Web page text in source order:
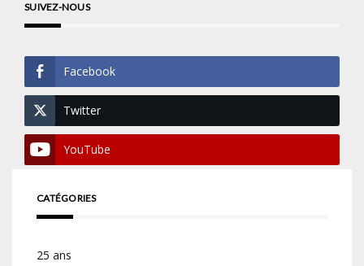
SUIVEZ-NOUS
Facebook
Twitter
YouTube
CATÉGORIES
25 ans